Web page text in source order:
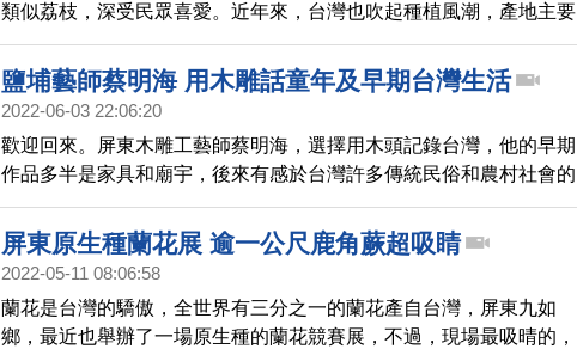
類似荔枝，深受民眾喜愛。近年來，台灣也吹起種植風潮，產地主要
集中在屏東高樹、九如，以及嘉義的竹崎、中埔等地。今天帶您一塊
去屏東的長治鄉，看看台灣本土生產的紅毛丹。
鹽埔藝師蔡明海 用木雕話童年及早期台灣生活
2022-06-03 22:06:20
歡迎回來。屏東木雕工藝師蔡明海，選擇用木頭記錄台灣，他的早期
作品多半是家具和廟宇，後來有感於台灣許多傳統民俗和農村社會的
情景，逐漸消失，因而轉型創作了一系列的懷舊鄉土作品。透過鏡頭
一起去看看。
屏東原生種蘭花展 逾一公尺鹿角蕨超吸睛
2022-05-11 08:06:58
蘭花是台灣的驕傲，全世界有三分之一的蘭花產自台灣，屏東九如
鄉，最近也舉辦了一場原生種的蘭花競賽展，不過，現場最吸晴的，